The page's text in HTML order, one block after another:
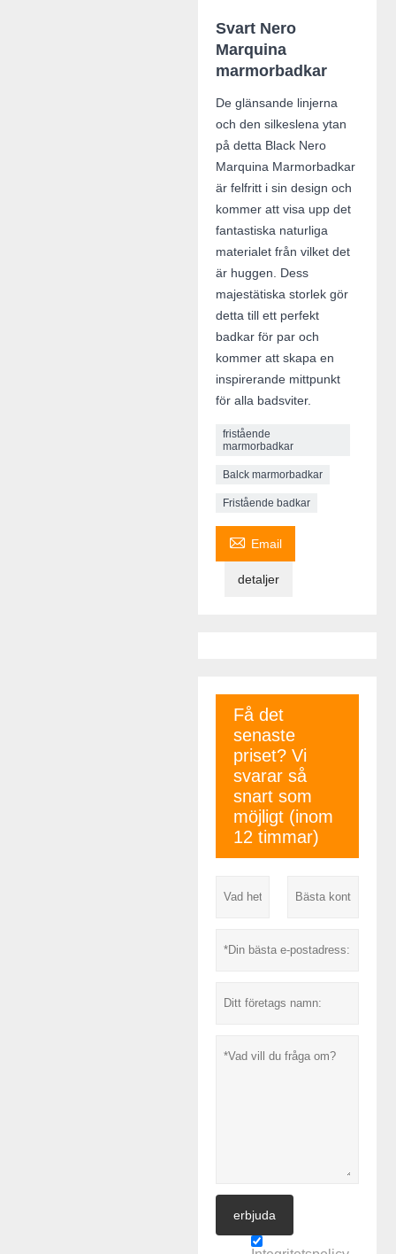
Svart Nero
Marquina
marmorbadkar
De glänsande linjerna
och den silkeslena ytan
på detta Black Nero
Marquina Marmorbadkar
är felfritt i sin design och
kommer att visa upp det
fantastiska naturliga
materialet från vilket det
är huggen. Dess
majestätiska storlek gör
detta till ett perfekt
badkar för par och
kommer att skapa en
inspirerande mittpunkt
för alla badsviter.
fristående
marmorbadkar
Balck marmorbadkar
Fristående badkar
 Email
detaljer
Få det
senaste
priset? Vi
svarar så
snart som
möjligt (inom
12 timmar)
erbjuda